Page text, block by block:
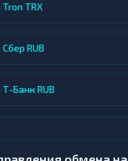
TRX
RUB
Банк RUB